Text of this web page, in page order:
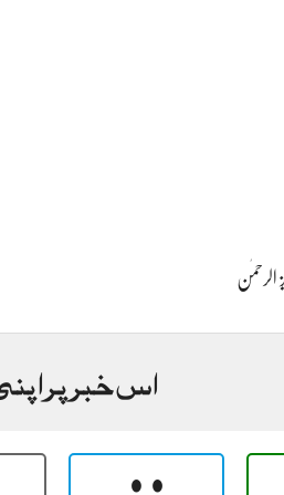
الرحمٰن
اس خبر پر